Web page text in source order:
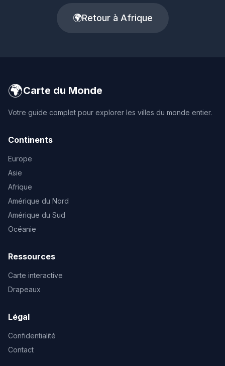
🌍Retour à Afrique
🌍Carte du Monde
Votre guide complet pour explorer les villes du monde entier.
Continents
Europe
Asie
Afrique
Amérique du Nord
Amérique du Sud
Océanie
Ressources
Carte interactive
Drapeaux
Légal
Confidentialité
Contact